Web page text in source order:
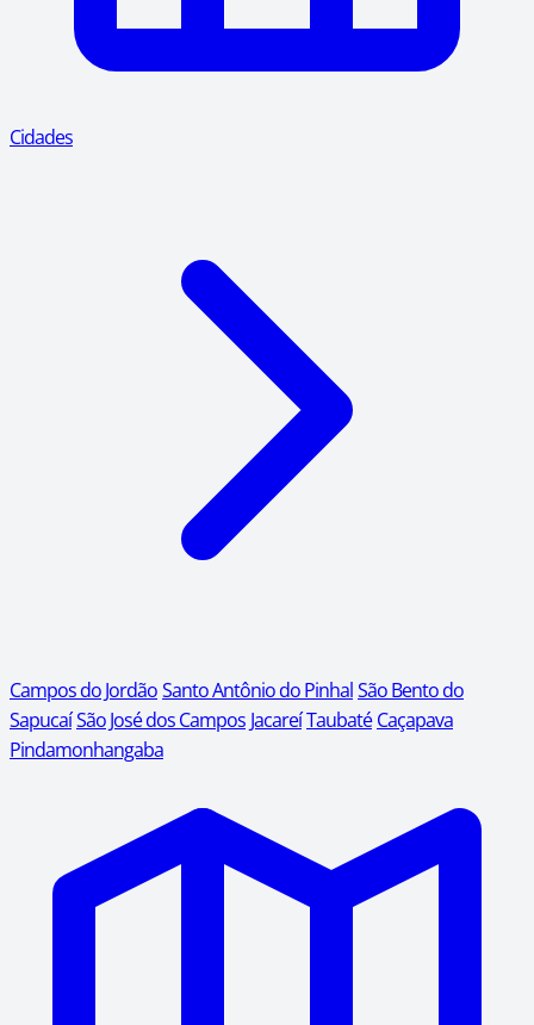
Cidades
Campos do JordãoSanto Antônio do PinhalSão Bento do
SapucaíSão José dos Campos JacareíTaubaté Caçapava
Pindamonhangaba